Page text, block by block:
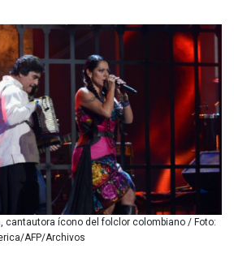
BBD 2.008721
BDT 123.455081
BHD 0.3761
BIF 2985.970817
BMD 1
BND 1.277984
BOB 11.853211
BRL 5.0847
BSD 0.997309
BTN 94.901089
BWP 13.461555
cantautora ícono del folclor colombiano / Foto:
AFP/Archivos